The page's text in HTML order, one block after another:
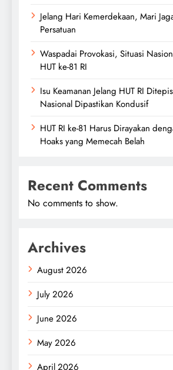
Jelang Hari Kemerdekaan, Mari
Persatuan
Waspadai Provokasi, Situasi
HUT ke-81 RI
Isu Keamanan Jelang HUT RI
Nasional Dipastikan Kondusif
HUT RI ke-81 Harus Dirayakan
Hoaks yang Memecah Belah
Recent Comments
No comments to show.
Archives
August 2026
July 2026
June 2026
May 2026
April 2026